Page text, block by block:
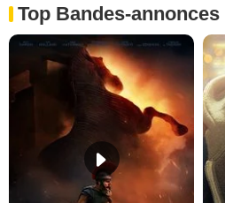
Top Bandes-annonces